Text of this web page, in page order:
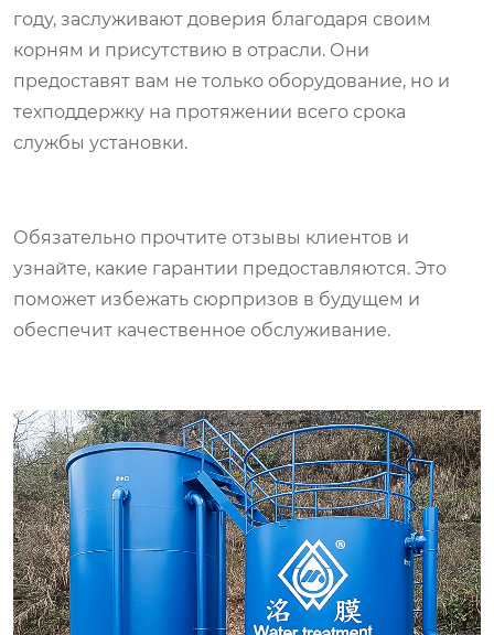
году, заслуживают доверия благодаря своим
корням и присутствию в отрасли. Они
предоставят вам не только оборудование, но и
техподдержку на протяжении всего срока
службы установки.
Обязательно прочтите отзывы клиентов и
узнайте, какие гарантии предоставляются. Это
поможет избежать сюрпризов в будущем и
обеспечит качественное обслуживание.